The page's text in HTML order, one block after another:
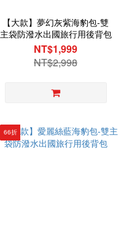
【大款】夢幻灰紫海豹包-雙
主袋防潑水出國旅行用後背包
NT$1,999
NT$2,998
66折